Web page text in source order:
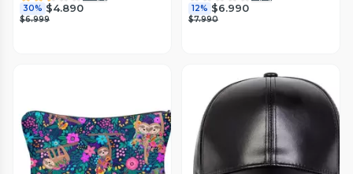
30% $4.890
$6.999
12% $6.990
$7.990